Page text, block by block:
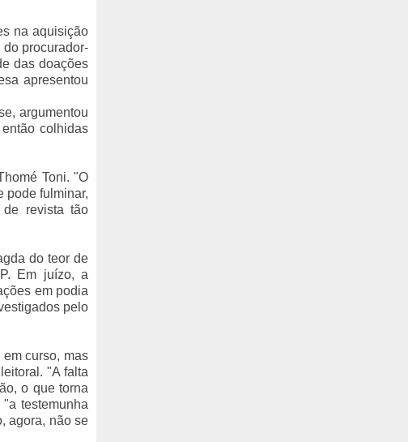
na aquisição
procurador-
das doações
apresentou
argumentou
colhidas
Toni. "O
pode fulminar,
revista tão
do teor de
Em juízo, a
em podia
pelo
curso, mas
"A falta
o que torna
testemunha
agora, não se